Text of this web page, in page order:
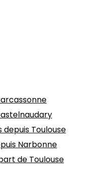
depuis Toulouse
Narbonne
de Toulouse